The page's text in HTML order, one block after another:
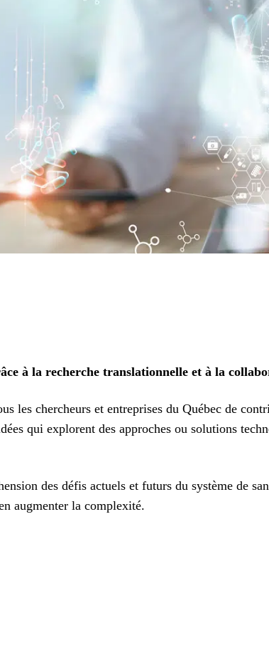
à la recherche translationnelle et à la
les chercheurs et entreprises du Québec de
qui explorent des approches ou solutions
des défis actuels et futurs du système de
augmenter la complexité.